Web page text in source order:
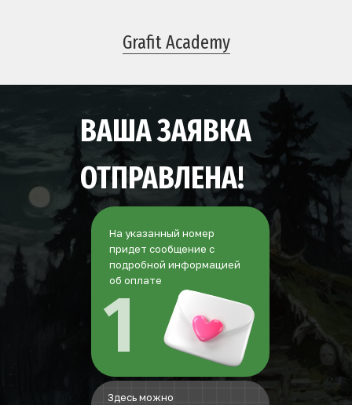
Grafit Academy
ВАША ЗАЯВКА
ОТПРАВЛЕНА!
На указанный номер
придет сообщение с
подробной информацией
об оплате
1
Здесь можно